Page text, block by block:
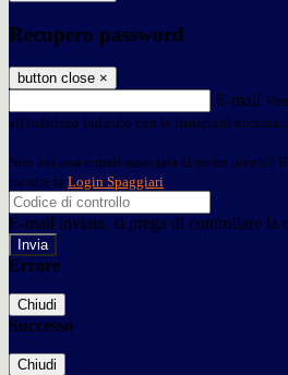
Recupero password
button close ×
E-mail
all'indirizzo indicato con le istruzioni
Non hai una e-mail associata al nome utente?
tramite la Login Spaggiari
E-mail inviata, si prega di controllare la
Errore
Chiudi
Successo
Chiudi